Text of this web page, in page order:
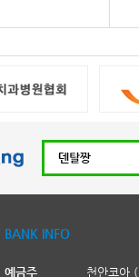
BANK INFO
예금주 천안코아